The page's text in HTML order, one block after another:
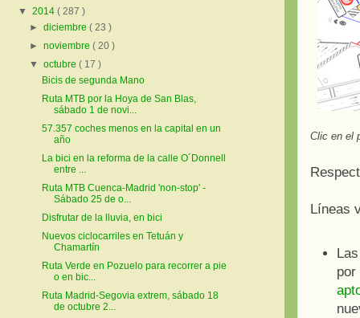
Clic en el
Líneas
por
▼ 2014 ( 287 )
►diciembre( 23 )
►noviembre( 20 )
▼octubre( 17 )
Bicis de segunda Mano
Ruta MTB por la Hoya de San Blas,
sábado 1 de novi...
57.357 coches menos en la capital en un
año
La bici en la reforma de la calle O´Donnell
entre ...
Ruta MTB Cuenca-Madrid 'non-stop' -
Sábado 25 de o...
Disfrutar de la lluvia, en bici
Nuevos ciclocarriles en Tetuán y
Chamartín
Ruta Verde en Pozuelo para recorrer a pie
o en bic...
Ruta Madrid-Segovia extrem, sábado 18
de octubre 2...